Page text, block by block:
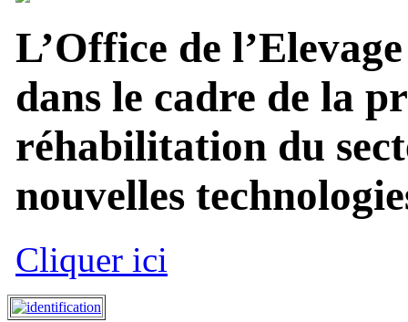
L’Office de
dans le cadre de la
réhabilitation du
nouvelles
Cliquer ici